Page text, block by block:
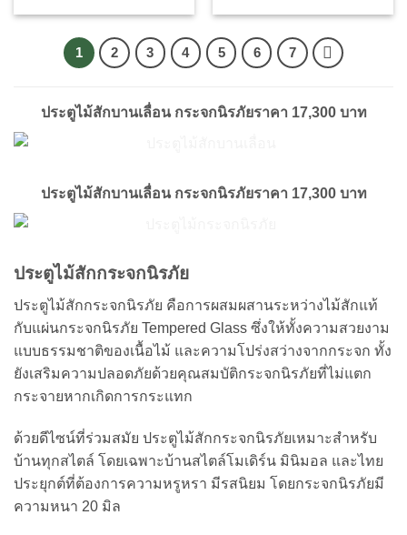
1 2 3 4 5 6 7
ประตูไม้สักบานเลื่อน กระจกนิรภัยราคา 17,300 บาท
ประตูไม้สักบานเลื่อน กระจกนิรภัยราคา 17,300 บาท
ประตูไม้สักกระจกนิรภัย
ประตูไม้สักกระจกนิรภัย คือการผสมผสานระหว่างไม้สักแท้
กับแผ่นกระจกนิรภัย Tempered Glass ซึ่งให้ทั้งความสวยงาม
แบบธรรมชาติของเนื้อไม้ และความโปร่งสว่างจากกระจก ทั้ง
ยังเสริมความปลอดภัยด้วยคุณสมบัติกระจกนิรภัยที่ไม่แตก
กระจายหากเกิดการกระแทก
ด้วยดีไซน์ที่ร่วมสมัย ประตูไม้สักกระจกนิรภัยเหมาะสำหรับ
บ้านทุกสไตล์ โดยเฉพาะบ้านสไตล์โมเดิร์น มินิมอล และไทย
ประยุกต์ที่ต้องการความหรูหรา มีรสนิยม โดยกระจกนิรภัยมี
ความหนา 20 มิล